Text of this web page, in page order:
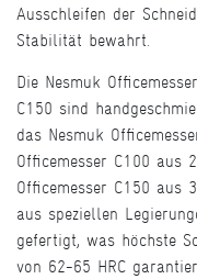
Ausschleifen der
Stabilität bewahrt.
Die Nesmuk
C150 sind
das Nesmuk
Officemesser C100 aus
Officemesser C150 aus
aus speziellen
gefertigt, was höchste
von 62-65 HRC